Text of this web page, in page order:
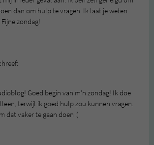
dan om hulp te vragen. Ik laat je weten
zondag!
Goed begin van m’n zondag! Ik doe
terwijl ik goed hulp zou kunnen vragen.
dat vaker te gaan doen :)